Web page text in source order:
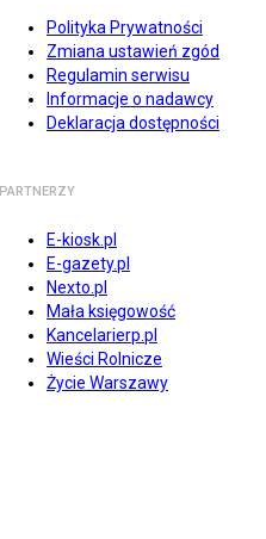
Polityka Prywatności
Zmiana ustawień zgód
Regulamin serwisu
Informacje o nadawcy
Deklaracja dostępności
PARTNERZY
E-kiosk.pl
E-gazety.pl
Nexto.pl
Mała księgowość
Kancelarierp.pl
Wieści Rolnicze
Życie Warszawy